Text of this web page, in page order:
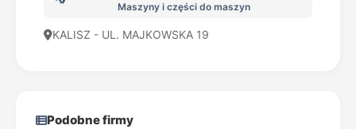
Maszyny i części do maszyn
KALISZ - UL. MAJKOWSKA 19
Podobne firmy